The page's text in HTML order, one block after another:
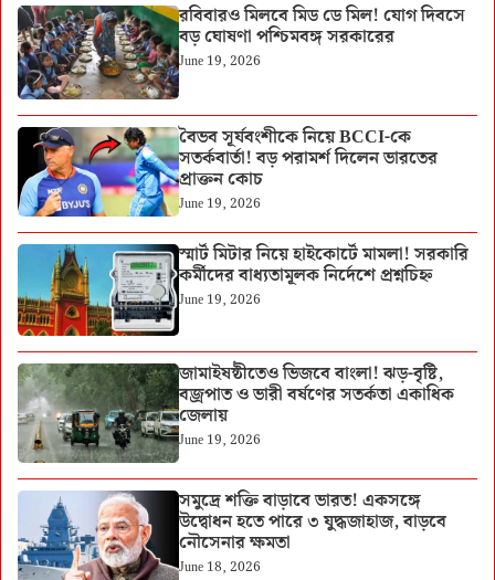
রবিবারও মিলবে মিড ডে মিল! যোগ দিবসে
বড় ঘোষণা পশ্চিমবঙ্গ সরকারের
June 19, 2026
বৈভব সূর্যবংশীকে নিয়ে BCCI-কে
সতর্কবার্তা! বড় পরামর্শ দিলেন ভারতের
প্রাক্তন কোচ
June 19, 2026
স্মার্ট মিটার নিয়ে হাইকোর্টে মামলা! সরকারি
কর্মীদের বাধ্যতামূলক নির্দেশে প্রশ্নচিহ্ন
June 19, 2026
জামাইষষ্ঠীতেও ভিজবে বাংলা! ঝড়-বৃষ্টি,
বজ্রপাত ও ভারী বর্ষণের সতর্কতা একাধিক
জেলায়
June 19, 2026
সমুদ্রে শক্তি বাড়াবে ভারত! একসঙ্গে
উদ্বোধন হতে পারে ৩ যুদ্ধজাহাজ, বাড়বে
নৌসেনার ক্ষমতা
June 18, 2026